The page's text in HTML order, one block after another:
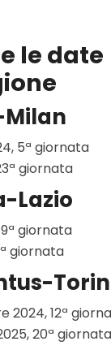
le date
Milan
5ª giornata
giornata
Lazio
giornata
giornata
2024, 12ª
20ª giornata